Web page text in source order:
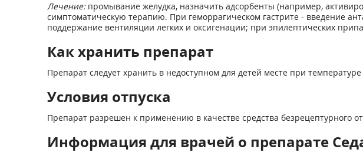
Лечение: промывание желудка, назначить адсорбенты (например,
симптоматическую терапию. При геморрагическом гастрите - введение
поддержание вентиляции легких и оксигенации; при эпилептических
Как хранить препарат
Препарат следует хранить в недоступном для детей месте при
Условия отпуска
Препарат разрешен к применению в качестве средства безрецептурного
Информация для врачей о препарате